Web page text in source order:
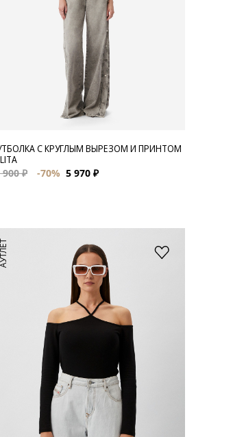
С КРУГЛЫМ ВЫРЕЗОМ И ПРИНТОМ
900 ₽
-70% 5 970 ₽
АУТЛЕТ